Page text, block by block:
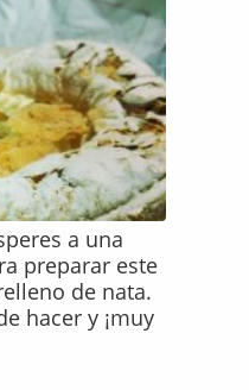
a una
preparar este
de nata.
hacer y ¡muy